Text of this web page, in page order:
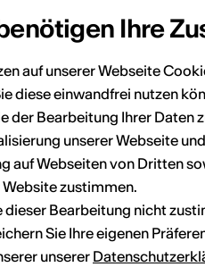
Le Grand Lens
Principale 9
Lens
Le Grand Lens
Principale 9
Ihre
auf unserer Webseite
diese einwandfrei nutzen
der Bearbeitung Ihrer Daten
unserer Webseite
auf Webseiten von Dritten
Website zustimmen.
dieser Bearbeitung nicht
Sie Ihre eigenen
unserer